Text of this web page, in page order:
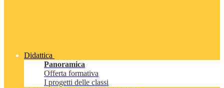
Didattica
Panoramica
Offerta formativa
I progetti delle classi